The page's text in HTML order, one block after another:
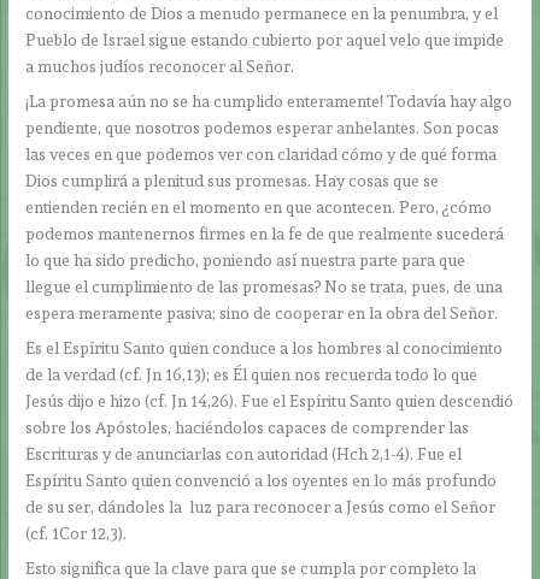
conocimiento de Dios a menudo permanece en la penumbra, y el
Pueblo de Israel sigue estando cubierto por aquel velo que impide
a muchos judíos reconocer al Señor.
¡La promesa aún no se ha cumplido enteramente! Todavía hay algo
pendiente, que nosotros podemos esperar anhelantes. Son pocas
las veces en que podemos ver con claridad cómo y de qué forma
Dios cumplirá a plenitud sus promesas. Hay cosas que se
entienden recién en el momento en que acontecen. Pero, ¿cómo
podemos mantenernos firmes en la fe de que realmente sucederá
lo que ha sido predicho, poniendo así nuestra parte para que
llegue el cumplimiento de las promesas? No se trata, pues, de una
espera meramente pasiva; sino de cooperar en la obra del Señor.
Es el Espíritu Santo quien conduce a los hombres al conocimiento
de la verdad (cf. Jn 16,13); es Él quien nos recuerda todo lo que
Jesús dijo e hizo (cf. Jn 14,26). Fue el Espíritu Santo quien descendió
sobre los Apóstoles, haciéndolos capaces de comprender las
Escrituras y de anunciarlas con autoridad (Hch 2,1-4). Fue el
Espíritu Santo quien convenció a los oyentes en lo más profundo
de su ser, dándoles la luz para reconocer a Jesús como el Señor
(cf. 1Cor 12,3).
Esto significa que la clave para que se cumpla por completo la